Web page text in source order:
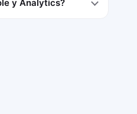
y Analytics?